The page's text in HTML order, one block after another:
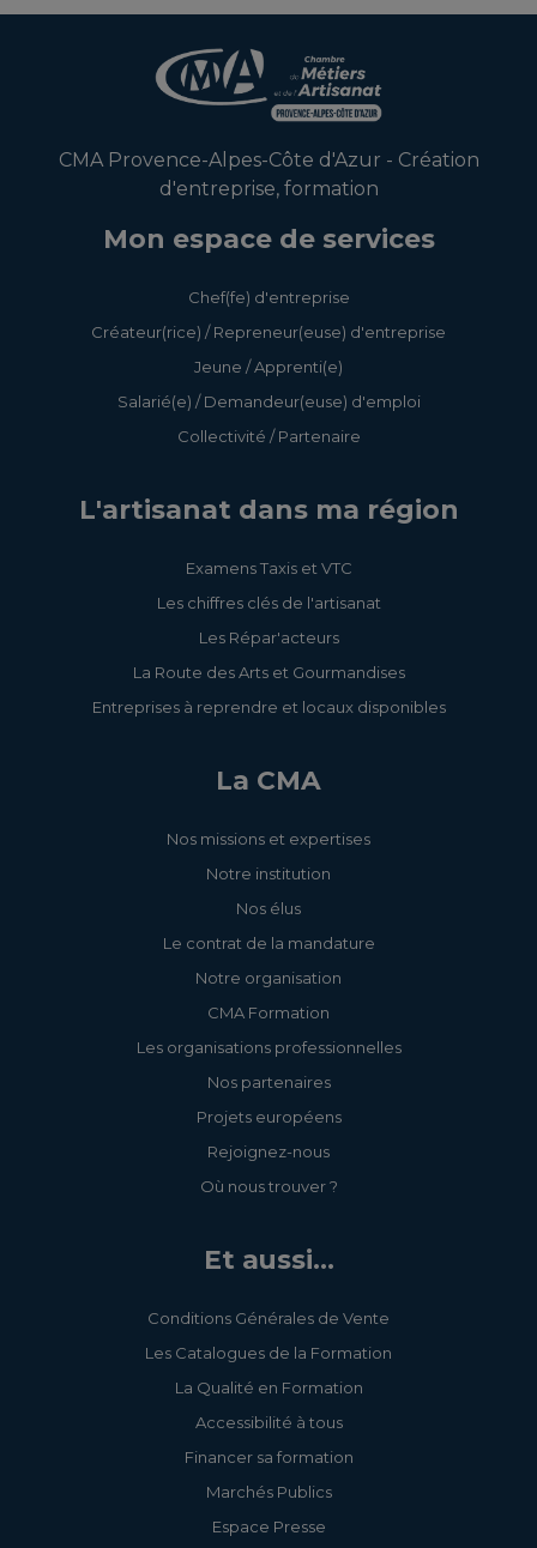
CMA Provence-Alpes-Côte d'Azur - Création
d'entreprise, formation
Mon espace de services
Chef(fe) d'entreprise
Créateur(rice) / Repreneur(euse) d'entreprise
Jeune / Apprenti(e)
Salarié(e) / Demandeur(euse) d'emploi
Collectivité / Partenaire
L'artisanat dans ma région
Examens Taxis et VTC
Les chiffres clés de l'artisanat
Les Répar'acteurs
La Route des Arts et Gourmandises
Entreprises à reprendre et locaux disponibles
La CMA
Nos missions et expertises
Notre institution
Nos élus
Le contrat de la mandature
Notre organisation
CMA Formation
Les organisations professionnelles
Nos partenaires
Projets européens
Rejoignez-nous
Où nous trouver ?
Et aussi...
Conditions Générales de Vente
Les Catalogues de la Formation
La Qualité en Formation
Accessibilité à tous
Financer sa formation
Marchés Publics
Espace Presse